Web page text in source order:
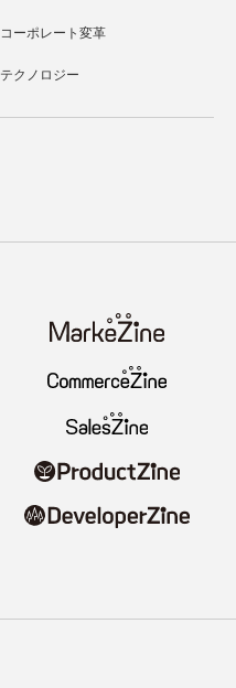
コーポレート変革
テクノロジー